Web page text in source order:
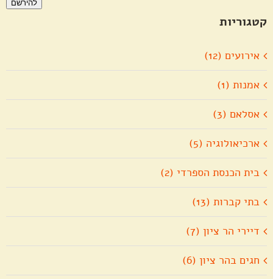
להירשם
קטגוריות
אירועים (12)
אמנות (1)
אסלאם (3)
ארכיאולוגיה (5)
בית הכנסת הספרדי (2)
בתי קברות (13)
דיירי הר ציון (7)
חגים בהר ציון (6)